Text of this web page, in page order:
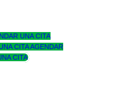
UNA CITA
CITA AGENDAR
CITA